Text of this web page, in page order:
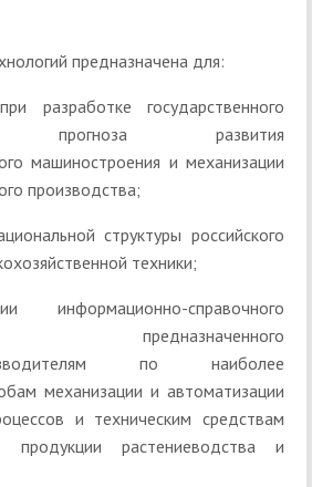
предназначена для:
разработке государственного
прогноза развития
машиностроения и механизации
производства;
структуры российского
техники;
информационно-справочного
предназначенного
по наиболее
механизации и автоматизации
и техническим средствам
продукции растениеводства и